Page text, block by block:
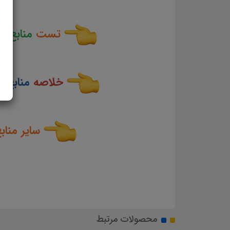
تست
خلاصه منابع
سایر
محصولات مرتبط